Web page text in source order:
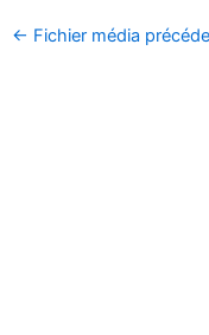
← Fichier média